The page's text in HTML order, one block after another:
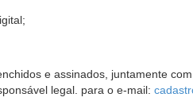
e assinados, juntamente
legal. para o e-mail: